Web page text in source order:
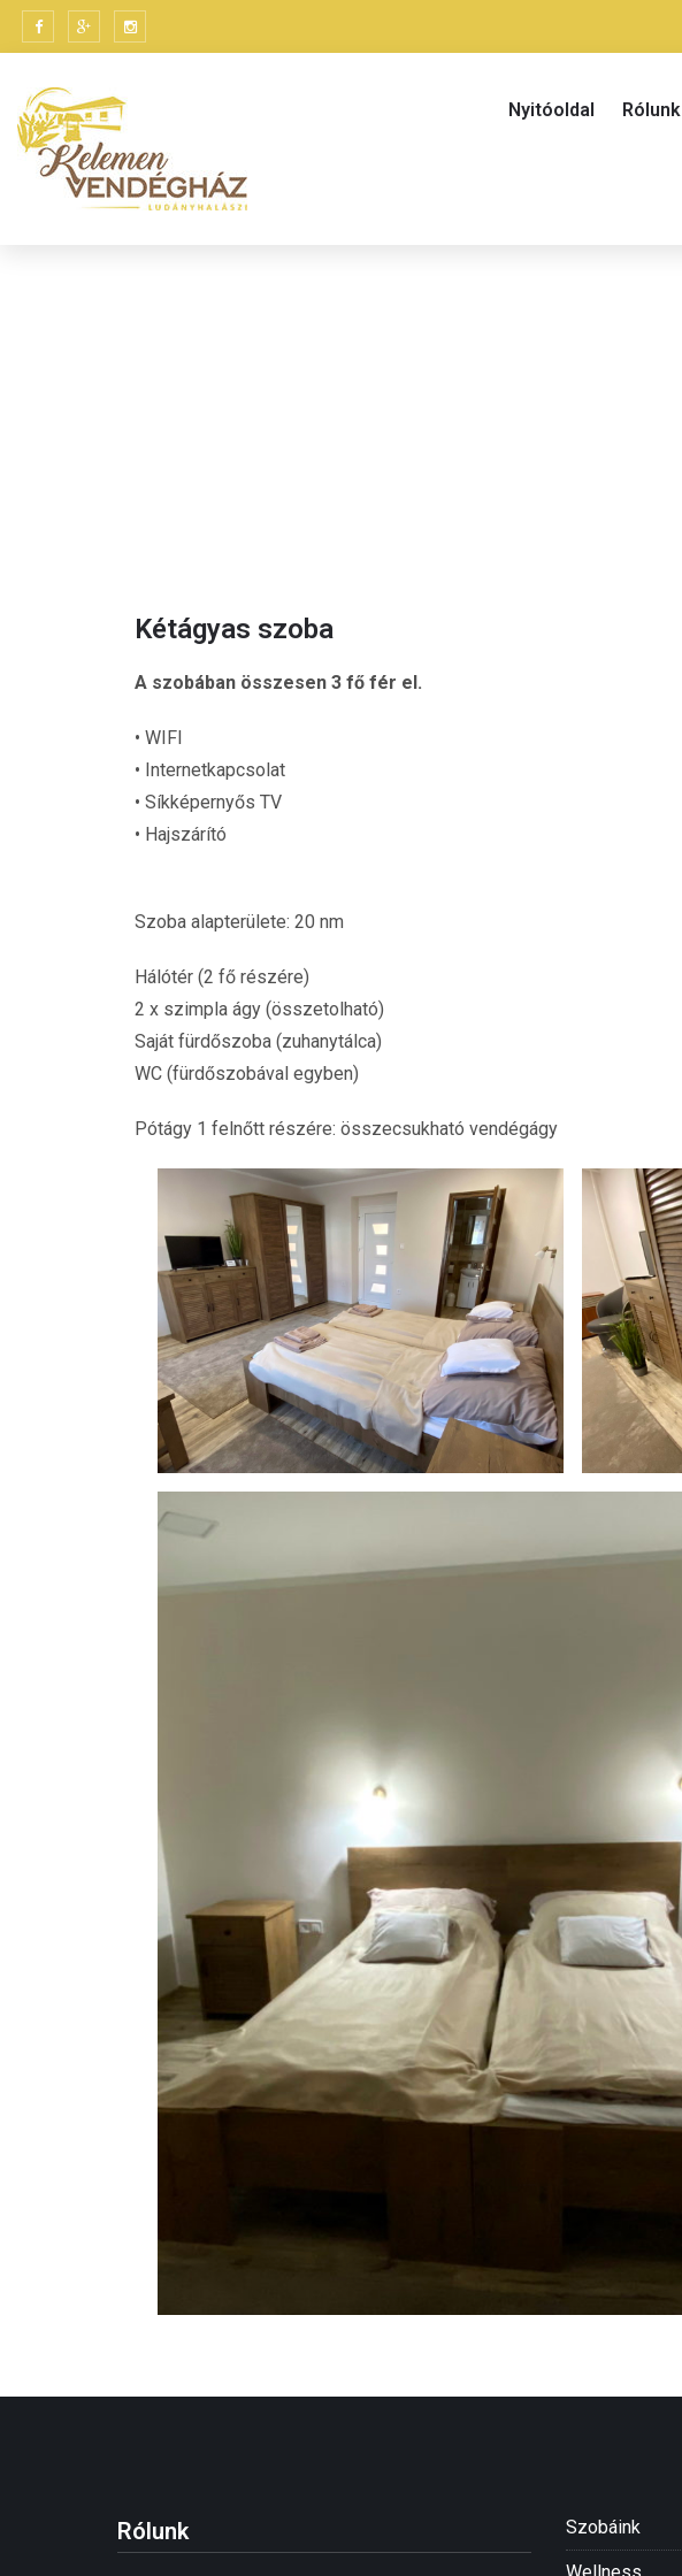
Nyitóoldal Rólunk
Kétágyas szoba
A szobában összesen 3 fő fér el.
• WIFI
• Internetkapcsolat
• Síkképernyős TV
• Hajszárító
Szoba alapterülete: 20 nm
Hálótér (2 fő részére)
2 x szimpla ágy (összetolható)
Saját fürdőszoba (zuhanytálca)
WC (fürdőszobával egyben)
Pótágy 1 felnőtt részére: összecsukható vendégágy
Rólunk Szobáink
Wellness